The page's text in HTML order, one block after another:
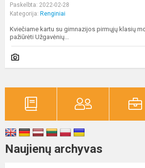
Paskelbta: 2022-02-28
Kategorija: Renginiai
Kviečiame kartu su gimnazijos pirmųjų klasių
pažiūrėti Užgavėnių...
Naujienų archyvas